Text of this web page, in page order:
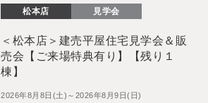
松本店 見学会
＜松本店＞建売平屋住宅見学会＆販
売会【ご来場特典有り】【残り１
棟】
2026年8月8日(土)～2026年8月9日(日)